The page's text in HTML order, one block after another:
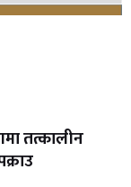
तत्कालीन